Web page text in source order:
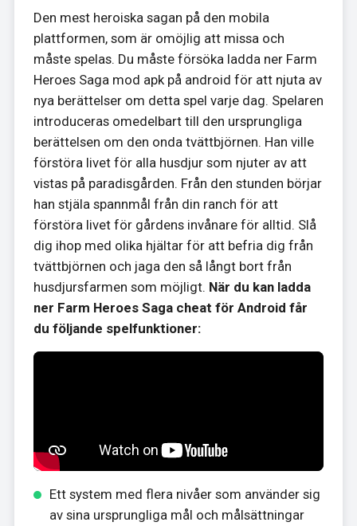
Den mest heroiska sagan på den mobila
plattformen, som är omöjlig att missa och
måste spelas. Du måste försöka ladda ner Farm
Heroes Saga mod apk på android för att njuta av
nya berättelser om detta spel varje dag. Spelaren
introduceras omedelbart till den ursprungliga
berättelsen om den onda tvättbjörnen. Han ville
förstöra livet för alla husdjur som njuter av att
vistas på paradisgården. Från den stunden börjar
han stjäla spannmål från din ranch för att
förstöra livet för gårdens invånare för alltid. Slå
dig ihop med olika hjältar för att befria dig från
tvättbjörnen och jaga den så långt bort från
husdjursfarmen som möjligt. När du kan ladda
ner Farm Heroes Saga cheat för Android får
du följande spelfunktioner:
Ett system med flera nivåer som använder sig
av sina ursprungliga mål och målsättningar